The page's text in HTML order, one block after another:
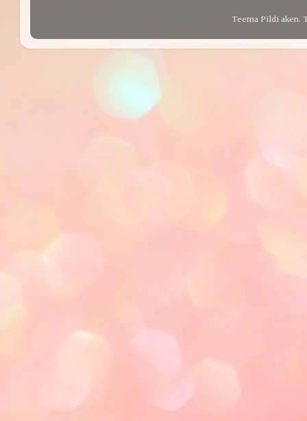
Teema Pildi aken.